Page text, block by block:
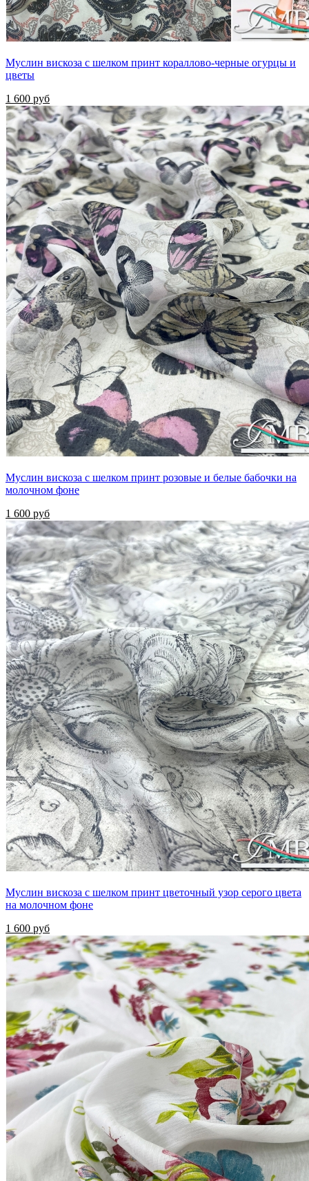
Муслин вискоза с шелком принт кораллово-черные огурцы и
цветы
1 600 руб
Муслин вискоза с шелком принт розовые и белые бабочки на
молочном фоне
1 600 руб
Муслин вискоза с шелком принт цветочный узор серого цвета
на молочном фоне
1 600 руб